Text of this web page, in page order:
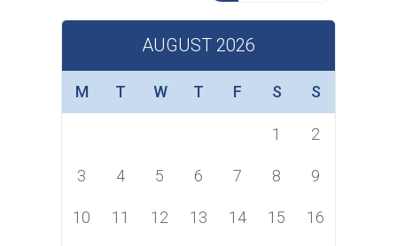
AUGUST 2026
M T W T F S S
1 2
3 4 5 6 7 8 9
10 11 12 13 14 15 16